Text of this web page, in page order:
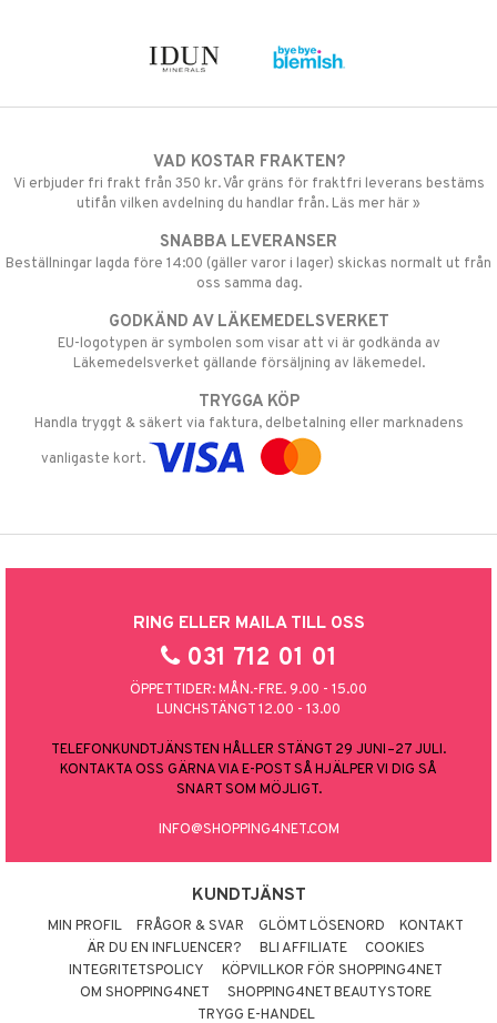
VAD KOSTAR FRAKTEN?
Vi erbjuder fri frakt från 350 kr. Vår gräns för fraktfri leverans bestäms
utifån vilken avdelning du handlar från. Läs mer här »
SNABBA LEVERANSER
Beställningar lagda före 14:00 (gäller varor i lager) skickas normalt ut från
oss samma dag.
GODKÄND AV LÄKEMEDELSVERKET
EU-logotypen är symbolen som visar att vi är godkända av
Läkemedelsverket gällande försäljning av läkemedel.
TRYGGA KÖP
Handla tryggt & säkert via faktura, delbetalning eller marknadens
vanligaste kort.
RING ELLER MAILA TILL OSS
031 712 01 01
ÖPPETTIDER: MÅN.-FRE. 9.00 - 15.00
LUNCHSTÄNGT 12.00 - 13.00
TELEFONKUNDTJÄNSTEN HÅLLER STÄNGT 29 JUNI–27 JULI.
KONTAKTA OSS GÄRNA VIA E-POST SÅ HJÄLPER VI DIG SÅ
SNART SOM MÖJLIGT.
INFO@SHOPPING4NET.COM
KUNDTJÄNST
MIN PROFIL FRÅGOR & SVAR GLÖMT LÖSENORD
KONTAKT
ÄR DU EN INFLUENCER?
BLI AFFILIATE
COOKIES
INTEGRITETSPOLICY
KÖPVILLKOR FÖR SHOPPING4NET
OM SHOPPING4NET
SHOPPING4NET BEAUTYSTORE
TRYGG E-HANDEL